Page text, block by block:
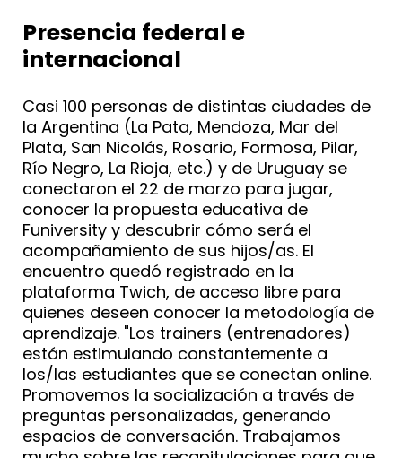
Presencia federal e
internacional
Casi 100 personas de distintas ciudades de
la Argentina (La Pata, Mendoza, Mar del
Plata, San Nicolás, Rosario, Formosa, Pilar,
Río Negro, La Rioja, etc.) y de Uruguay se
conectaron el 22 de marzo para jugar,
conocer la propuesta educativa de
Funiversity y descubrir cómo será el
acompañamiento de sus hijos/as. El
encuentro quedó registrado en la
plataforma Twich, de acceso libre para
quienes deseen conocer la metodología de
aprendizaje. "Los trainers (entrenadores)
están estimulando constantemente a
los/las estudiantes que se conectan online.
Promovemos la socialización a través de
preguntas personalizadas, generando
espacios de conversación. Trabajamos